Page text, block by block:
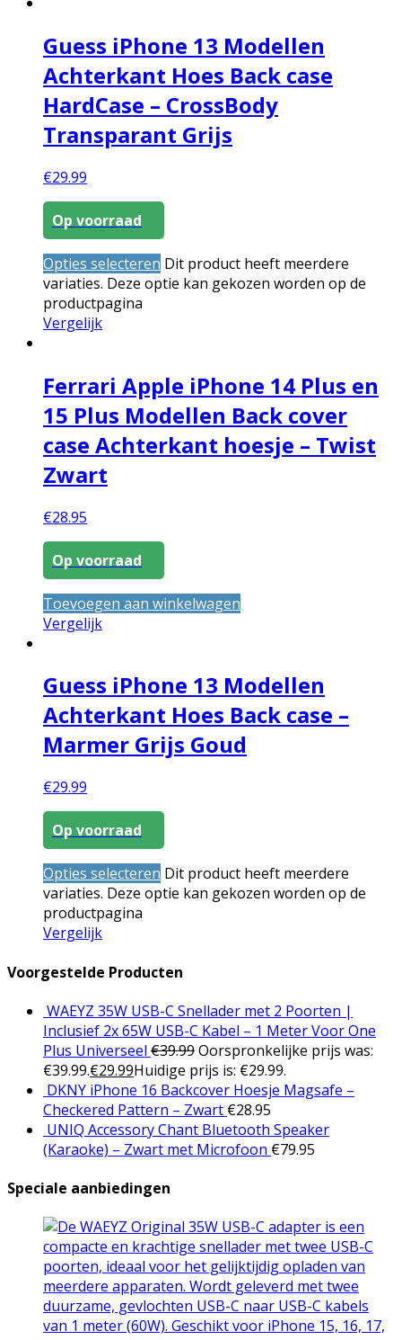
Guess iPhone 13 Modellen
Achterkant Hoes Back case
HardCase – CrossBody
Transparant Grijs
€29.99
Op voorraad
Opties selecteren Dit product heeft meerdere
variaties. Deze optie kan gekozen worden op de
productpagina
Vergelijk
Ferrari Apple iPhone 14 Plus en
15 Plus Modellen Back cover
case Achterkant hoesje – Twist
Zwart
€28.95
Op voorraad
Toevoegen aan winkelwagen
Vergelijk
Guess iPhone 13 Modellen
Achterkant Hoes Back case –
Marmer Grijs Goud
€29.99
Op voorraad
Opties selecteren Dit product heeft meerdere
variaties. Deze optie kan gekozen worden op de
productpagina
Vergelijk
Voorgestelde Producten
WAEYZ 35W USB-C Snellader met 2 Poorten |
Inclusief 2x 65W USB-C Kabel – 1 Meter Voor One
Plus Universeel €39.99Oorspronkelijke prijs was:
€39.99.€29.99Huidige prijs is: €29.99.
DKNY iPhone 16 Backcover Hoesje Magsafe –
Checkered Pattern – Zwart €28.95
UNIQ Accessory Chant Bluetooth Speaker
(Karaoke) – Zwart met Microfoon €79.95
Speciale aanbiedingen